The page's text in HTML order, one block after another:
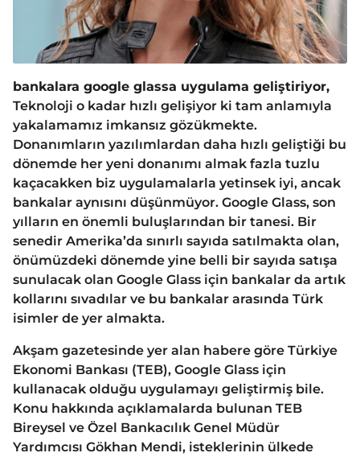
bankalara google glassa uygulama geliştiriyor,
Teknoloji o kadar hızlı gelişiyor ki tam anlamıyla
yakalamamız imkansız gözükmekte.
Donanımların yazılımlardan daha hızlı geliştiği bu
dönemde her yeni donanımı almak fazla tuzlu
kaçacakken biz uygulamalarla yetinsek iyi, ancak
bankalar aynısını düşünmüyor. Google Glass, son
yılların en önemli buluşlarından bir tanesi. Bir
senedir Amerika’da sınırlı sayıda satılmakta olan,
önümüzdeki dönemde yine belli bir sayıda satışa
sunulacak olan Google Glass için bankalar da artık
kollarını sıvadılar ve bu bankalar arasında Türk
isimler de yer almakta.
Akşam gazetesinde yer alan habere göre Türkiye
Ekonomi Bankası (TEB), Google Glass için
kullanacak olduğu uygulamayı geliştirmiş bile.
Konu hakkında açıklamalarda bulunan TEB
Bireysel ve Özel Bankacılık Genel Müdür
Yardımcısı Gökhan Mendi, isteklerinin ülkede